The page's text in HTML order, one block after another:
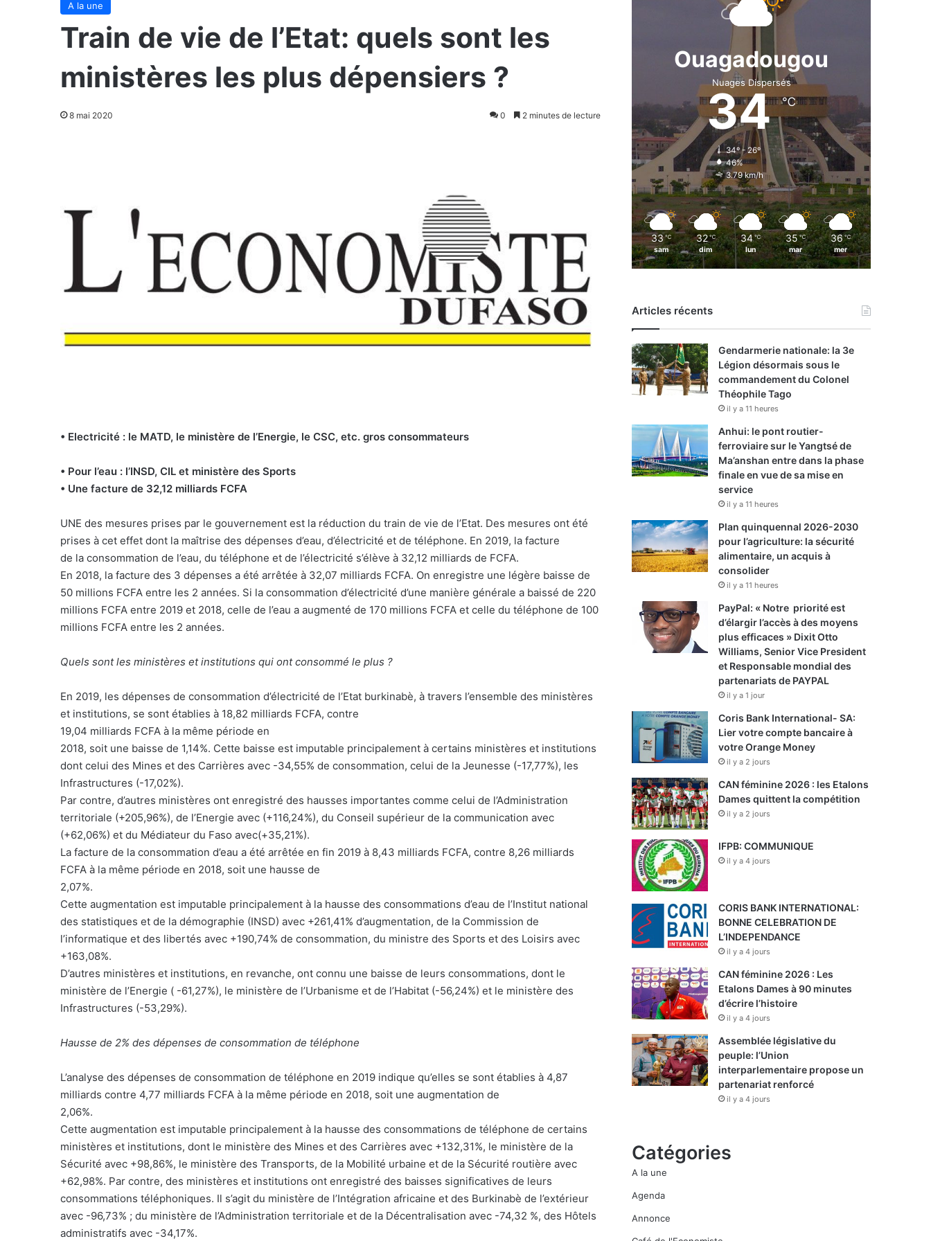
A la une
Train de vie de l’Etat: quels sont les
ministères les plus dépensiers ?
8 mai 2020 0 2 minutes de lecture
• Electricité : le MATD, le ministère de l’Energie, le CSC, etc. gros consommateurs
• Pour l’eau : l’INSD, CIL et ministère des Sports
• Une facture de 32,12 milliards FCFA
UNE des mesures prises par le gouvernement est la réduction du train de vie de l’Etat. Des mesures ont été
prises à cet effet dont la maîtrise des dépenses d’eau, d’électricité et de téléphone. En 2019, la facture
de la consommation de l’eau, du téléphone et de l’électricité s’élève à 32,12 milliards de FCFA.
En 2018, la facture des 3 dépenses a été arrêtée à 32,07 milliards FCFA. On enregistre une légère baisse de
50 millions FCFA entre les 2 années. Si la consommation d’électricité d’une manière générale a baissé de 220
millions FCFA entre 2019 et 2018, celle de l’eau a augmenté de 170 millions FCFA et celle du téléphone de 100
millions FCFA entre les 2 années.
Quels sont les ministères et institutions qui ont consommé le plus ?
En 2019, les dépenses de consommation d’électricité de l’Etat burkinabè, à travers l’ensemble des ministères
et institutions, se sont établies à 18,82 milliards FCFA, contre
19,04 milliards FCFA à la même période en
2018, soit une baisse de 1,14%. Cette baisse est imputable principalement à certains ministères et institutions
dont celui des Mines et des Carrières avec -34,55% de consommation, celui de la Jeunesse (-17,77%), les
Infrastructures (-17,02%).
Par contre, d’autres ministères ont enregistré des hausses importantes comme celui de l’Administration
territoriale (+205,96%), de l’Energie avec (+116,24%), du Conseil supérieur de la communication avec
(+62,06%) et du Médiateur du Faso avec(+35,21%).
La facture de la consommation d’eau a été arrêtée en fin 2019 à 8,43 milliards FCFA, contre 8,26 milliards
FCFA à la même période en 2018, soit une hausse de
2,07%.
Cette augmentation est imputable principalement à la hausse des consommations d’eau de l’Institut national
des statistiques et de la démographie (INSD) avec +261,41% d’augmentation, de la Commission de
l’informatique et des libertés avec +190,74% de consommation, du ministre des Sports et des Loisirs avec
+163,08%.
D’autres ministères et institutions, en revanche, ont connu une baisse de leurs consommations, dont le
ministère de l’Energie ( -61,27%), le ministère de l’Urbanisme et de l’Habitat (-56,24%) et le ministère des
Infrastructures (-53,29%).
Hausse de 2% des dépenses de consommation de téléphone
L’analyse des dépenses de consommation de téléphone en 2019 indique qu’elles se sont établies à 4,87
milliards contre 4,77 milliards FCFA à la même période en 2018, soit une augmentation de
2,06%.
Cette augmentation est imputable principalement à la hausse des consommations de téléphone de certains
ministères et institutions, dont le ministère des Mines et des Carrières avec +132,31%, le ministère de la
Sécurité avec +98,86%, le ministère des Transports, de la Mobilité urbaine et de la Sécurité routière avec
+62,98%. Par contre, des ministères et institutions ont enregistré des baisses significatives de leurs
consommations téléphoniques. Il s’agit du ministère de l’Intégration africaine et des Burkinabè de l’extérieur
avec -96,73% ; du ministère de l’Administration territoriale et de la Décentralisation avec -74,32 %, des Hôtels
administratifs avec -34,17%.
Ouagadougou
Nuages Dispersés
34℃
34º - 26º
46%
3.79 km/h
33 ℃
sam
32 ℃
dim
34 ℃
lun
35 ℃
mar
36 ℃
mer
Articles récents
Gendarmerie nationale: la 3e
Légion désormais sous le
commandement du Colonel
Théophile Tago
il y a 11 heures
Anhui: le pont routier-
ferroviaire sur le Yangtsé de
Ma’anshan entre dans la phase
finale en vue de sa mise en
service
il y a 11 heures
Plan quinquennal 2026-2030
pour l’agriculture: la sécurité
alimentaire, un acquis à
consolider
il y a 11 heures
PayPal: « Notre priorité est
d’élargir l’accès à des moyens
plus efficaces » Dixit Otto
Williams, Senior Vice President
et Responsable mondial des
partenariats de PAYPAL
il y a 1 jour
Coris Bank International- SA:
Lier votre compte bancaire à
votre Orange Money
il y a 2 jours
CAN féminine 2026 : les Etalons
Dames quittent la compétition
il y a 2 jours
IFPB: COMMUNIQUE
il y a 4 jours
CORIS BANK INTERNATIONAL:
BONNE CELEBRATION DE
L’INDEPENDANCE
il y a 4 jours
CAN féminine 2026 : Les
Etalons Dames à 90 minutes
d’écrire l’histoire
il y a 4 jours
Assemblée législative du
peuple: l’Union
interparlementaire propose un
partenariat renforcé
il y a 4 jours
Catégories
A la une
Agenda
Annonce